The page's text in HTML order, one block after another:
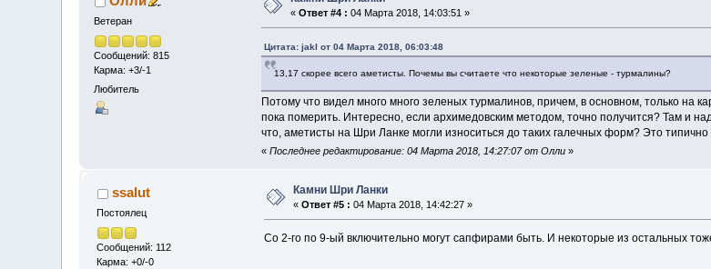
Ветеран
Сообщений: 815
Карма: +3/-1
Любитель
«Ответ #4 : 04 Марта 2018, 14:03:51 »
Цитата: jakl от 04 Марта 2018, 06:03:48
13,17 скорее всего аметисты. Почемы вы считаете что некоторые зеленые - турмалины?
Потому что видел много много зеленых турмалинов, причем, в основном, только на
пока померить. Интересно, если архимедовским методом, точно получится? Там и
что, аметисты на Шри Ланке могли износиться до таких галечных форм? Это
« Последнее редактирование: 04 Марта 2018, 14:27:07 от Олли»
ssalut
Постоялец
Сообщений: 112
Карма: +0/-0
Камни Шри Ланки
«Ответ #5 : 04 Марта 2018, 14:42:27 »
Со 2-го по 9-ый включительно могут сапфирами быть. И некоторые из остальных